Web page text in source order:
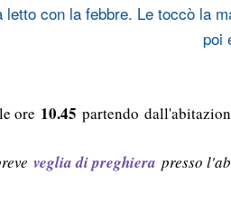
letto con la febbre. Le toccò la
poi
ore 10.45 partendo
veglia di preghiera presso